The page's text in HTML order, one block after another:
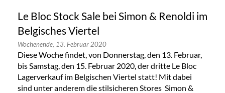
Le Bloc Stock Sale bei Simon & Renoldi im
Belgisches Viertel
Wochenende, 13. Februar 2020
Diese Woche findet, von Donnerstag, den 13. Februar,
bis Samstag, den 15. Februar 2020, der dritte Le Bloc
Lagerverkauf im Belgischen Viertel statt! Mit dabei
sind unter anderem die stilsicheren Stores Simon &